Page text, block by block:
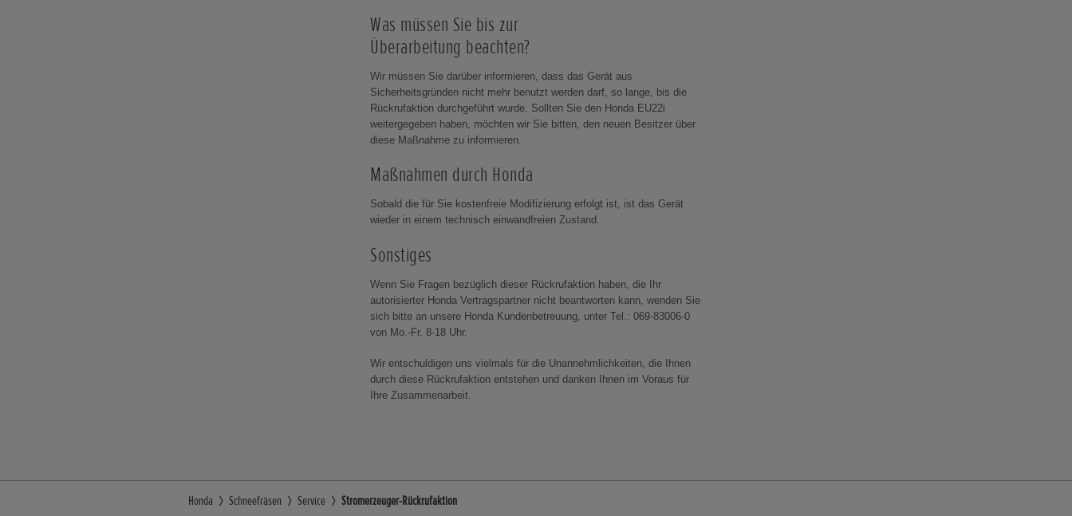
Was müssen Sie bis zur
Überarbeitung beachten?
Wir müssen Sie darüber informieren, dass das Gerät aus
Sicherheitsgründen nicht mehr benutzt werden darf, so lange, bis die
Rückrufaktion durchgeführt wurde. Sollten Sie den Honda EU22i
weitergegeben haben, möchten wir Sie bitten, den neuen Besitzer über
diese Maßnahme zu informieren.
Maßnahmen durch Honda
Sobald die für Sie kostenfreie Modifizierung erfolgt ist, ist das Gerät
wieder in einem technisch einwandfreien Zustand.
Sonstiges
Wenn Sie Fragen bezüglich dieser Rückrufaktion haben, die Ihr
autorisierter Honda Vertragspartner nicht beantworten kann, wenden Sie
sich bitte an unsere Honda Kundenbetreuung, unter Tel.: 069-83006-0
von Mo.-Fr. 8-18 Uhr.
Wir entschuldigen uns vielmals für die Unannehmlichkeiten, die Ihnen
durch diese Rückrufaktion entstehen und danken Ihnen im Voraus für
Ihre Zusammenarbeit.
Honda Schneefräsen Service Stromerzeuger-Rückrufaktion